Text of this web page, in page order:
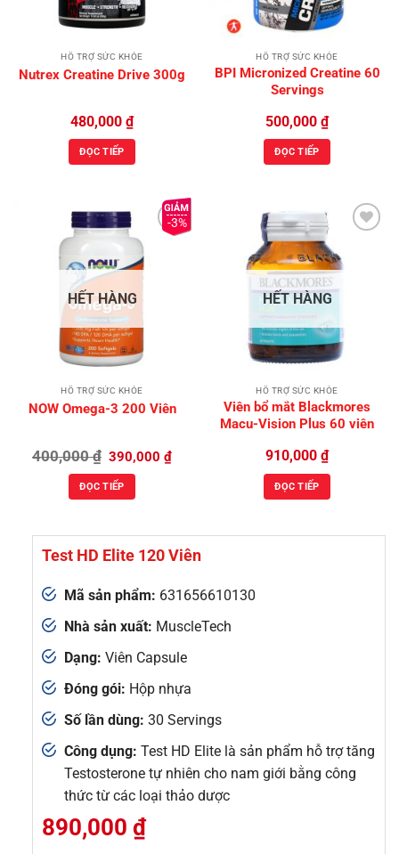
HỖ TRỢ SỨC KHỎE
Nutrex Creatine Drive 300g
480,000 ₫
ĐỌC TIẾP
HỖ TRỢ SỨC KHỎE
BPI Micronized Creatine 60
Servings
500,000 ₫
ĐỌC TIẾP
-3%
HẾT HÀNG
HỖ TRỢ SỨC KHỎE
NOW Omega-3 200 Viên
400,000₫ Giá
gốc
là:
400,000 ₫.
390,000₫Giá
ĐỌC TIẾP
Wishlist
HẾT HÀNG
HỖ TRỢ SỨC KHỎE
Viên bổ mắt Blackmores
Macu-Vision Plus 60 viên
910,000 ₫
ĐỌC TIẾP
Test HD Elite 120 Viên
Mã sản phẩm: 631656610130
Nhà sản xuất: MuscleTech
Dạng: Viên Capsule
Đóng gói: Hộp nhựa
Số lần dùng: 30 Servings
Công dụng: Test HD Elite là sản phẩm hỗ trợ tăng
Testosterone tự nhiên cho nam giới bằng công
thức từ các loại thảo dược
890,000 ₫